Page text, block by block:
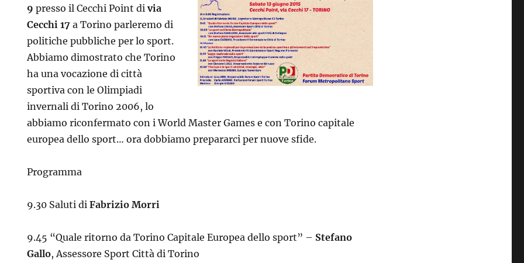
9 presso il Cecchi Point di via
Cecchi 17 a Torino parleremo di
politiche pubbliche per lo sport.
Abbiamo dimostrato che Torino
ha una vocazione di città
sportiva con le Olimpiadi
invernali di Torino 2006, lo
abbiamo riconfermato con i World Master Games e con Torino capitale
europea dello sport… ora dobbiamo prepararci per nuove sfide.
Programma
9.30 Saluti diFabrizio Morri
9.45 “Quale ritorno da Torino Capitale Europea dello sport” – Stefano
Gallo, Assessore Sport Città di Torino